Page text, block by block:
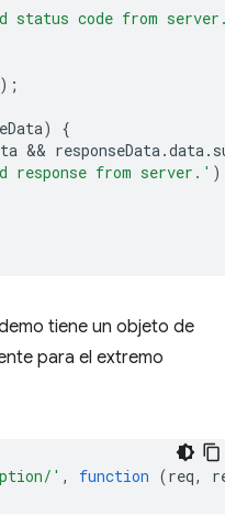
status code from
)
{
&& responseData.data.
response from server.'
tiene un objeto de
para el extremo
' , function (req,